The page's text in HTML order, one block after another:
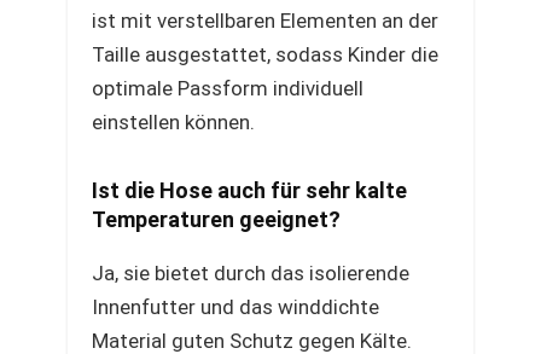
ist mit verstellbaren Elementen an der
Taille ausgestattet, sodass Kinder die
optimale Passform individuell
einstellen können.
Ist die Hose auch für sehr kalte
Temperaturen geeignet?
Ja, sie bietet durch das isolierende
Innenfutter und das winddichte
Material guten Schutz gegen Kälte.